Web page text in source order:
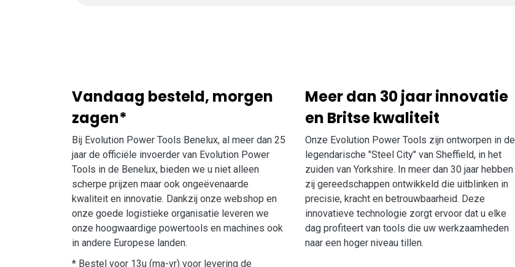
Vandaag besteld, morgen
zagen*
Bij Evolution Power Tools Benelux, al meer dan 25
jaar de officiële invoerder van Evolution Power
Tools in de Benelux, bieden we u niet alleen
scherpe prijzen maar ook ongeëvenaarde
kwaliteit en innovatie. Dankzij onze webshop en
onze goede logistieke organisatie leveren we
onze hoogwaardige powertools en machines ook
in andere Europese landen.
* Bestel voor 13u (ma-vr) voor levering de
Meer dan 30 jaar innovatie
en Britse kwaliteit
Onze Evolution Power Tools zijn ontworpen in de
legendarische "Steel City" van Sheffield, in het
zuiden van Yorkshire. In meer dan 30 jaar hebben
zij gereedschappen ontwikkeld die uitblinken in
precisie, kracht en betrouwbaarheid. Deze
innovatieve technologie zorgt ervoor dat u elke
dag profiteert van tools die uw werkzaamheden
naar een hoger niveau tillen.